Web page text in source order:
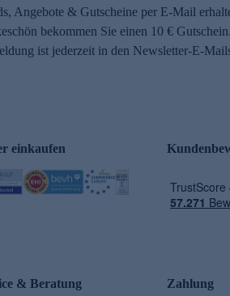
Angebote & Gutscheine per E-Mail
bekommen Sie einen 10 €
ist jederzeit in den Newsletter-E-
einkaufen
& Beratung Zahlung